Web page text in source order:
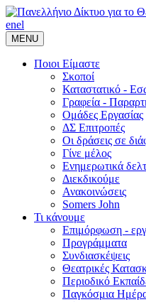
enel
MENU
Ποιοι Είμαστε
Σκοποί
Καταστατικό -
Γραφεία -
Ομάδες Εργασίας
ΔΣ Επιτροπές
Οι δράσεις σε
Γίνε μέλος
Ενημερωτικά
Διεκδικούμε
Ανακοινώσεις
Somers John
Τι κάνουμε
Επιμόρφωση -
Προγράμματα
Συνδιασκέψεις
Θεατρικές
Περιοδικό
Παγκόσμια